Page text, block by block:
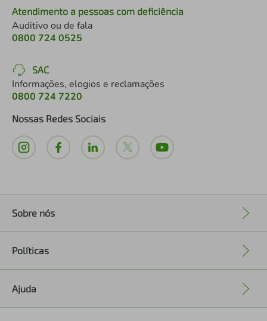
Atendimento a pessoas com deficiência
Auditivo ou de fala
0800 724 0525
SAC
Informações, elogios e reclamações
0800 724 7220
Nossas Redes Sociais
Sobre nós
Políticas
Ajuda